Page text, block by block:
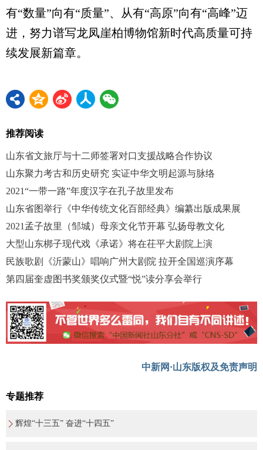
有“数量”向有“质量”、从有“高原”向有“高峰”迈
进，努力谱写龙凤崖柏博物馆新时代高质量可持
续发展新篇章。
推荐阅读
山东省文旅厅与十二师签署对口支援战略合作协议
山东聚力考古和历史研究 实证中华文明起源与脉络
2021“一带一路”年度汉字在孔子故里发布
山东省图举行《中华传统文化百部经典》编纂出版成果展
2021孟子故里（邹城）母亲文化节开幕 弘扬母教文化
大型山东梆子现代戏《承诺》将在茌平大剧院上演
民族歌剧《沂蒙山》唱响广州大剧院 拉开全国巡演序幕
第四届奎虚图书奖颁奖仪式暨“悦”读分享会举行
中新网·山东版权及免责声明
专题推荐
辉煌“十三五” 奋进“十四五”